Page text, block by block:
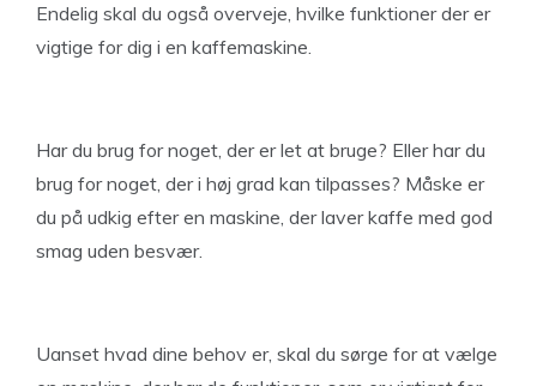
Endelig skal du også overveje, hvilke funktioner der er
vigtige for dig i en kaffemaskine.
Har du brug for noget, der er let at bruge? Eller har du
brug for noget, der i høj grad kan tilpasses? Måske er
du på udkig efter en maskine, der laver kaffe med god
smag uden besvær.
Uanset hvad dine behov er, skal du sørge for at vælge